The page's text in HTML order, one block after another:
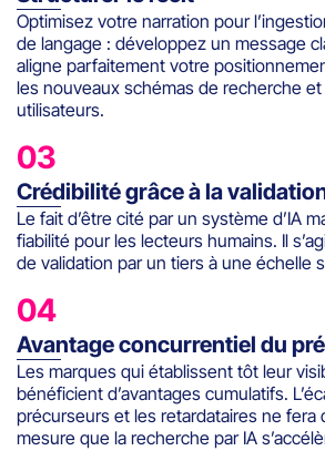
Optimisez votre narration pour
de langage : développez un message
aligne parfaitement votre
les nouveaux schémas de recherche et
utilisateurs.
03
Crédibilité grâce à la
Le fait d’être cité par un système d’IA
fiabilité pour les lecteurs humains. Il
de validation par un tiers à une échelle
04
Avantage concurrentiel du
Les marques qui établissent tôt leur
bénéficient d’avantages cumulatifs.
précurseurs et les retardataires ne fera
mesure que la recherche par IA